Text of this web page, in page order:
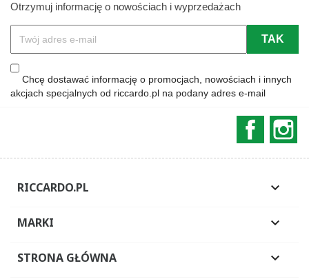
Otrzymuj informację o nowościach i wyprzedażach
Chcę dostawać informację o promocjach, nowościach i innych
akcjach specjalnych od riccardo.pl na podany adres e-mail
RICCARDO.PL 
MARKI 
STRONA GŁÓWNA 